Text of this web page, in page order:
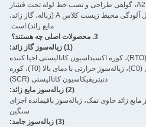
طراحی و ساخت مخزن تحت فشار A2، گواهی طراحی و نصب خط لوله تحت فشار
GC1، GC2 و گواهی صلاحیت کنترل آلودگی محیط زیست کلاس A (زباله، گاز زائد،
مایع زائد) است.
3. محصولات اصلی چه هستند؟ ‌
(1) زباله‌سوز گاز زائد:
کوره اکسیداسیون حرارتی احیا کننده (RTO)، کوره اکسیداسیون کاتالیستی احیا کننده
(RC0)، کوره اکسیداسیون کاتالیستی (C0)، زباله‌سوز حرارتی با دمای بالا (T0)، کوره
دنیتریفیکاسیون کاتالیستی (SCR)
(2) زباله‌سوز مایع زائد:
مایع زائد حاوی نمک، زباله‌سوز باقیمانده اجزای
سنگین
(3) زباله‌سوز جامد: